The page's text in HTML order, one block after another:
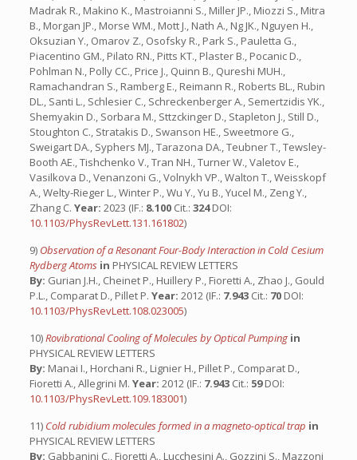
Madrak R., Makino K., Mastroianni S., Miller JP., Miozzi S., Mitra
B., Morgan JP., Morse WM., Mott J., Nath A., Ng JK., Nguyen H.,
Oksuzian Y., Omarov Z., Osofsky R., Park S., Pauletta G.,
Piacentino GM., Pilato RN., Pitts KT., Plaster B., Pocanic D.,
Pohlman N., Polly CC., Price J., Quinn B., Qureshi MUH.,
Ramachandran S., Ramberg E., Reimann R., Roberts BL., Rubin
DL., Santi L., Schlesier C., Schreckenberger A., Semertzidis YK.,
Shemyakin D., Sorbara M., Sttzckinger D., Stapleton J., Still D.,
Stoughton C., Stratakis D., Swanson HE., Sweetmore G.,
Sweigart DA., Syphers MJ., Tarazona DA., Teubner T., Tewsley-
Booth AE., Tishchenko V., Tran NH., Turner W., Valetov E.,
Vasilkova D., Venanzoni G., Volnykh VP., Walton T., Weisskopf
A., Welty-Rieger L., Winter P., Wu Y., Yu B., Yucel M., Zeng Y.,
Zhang C. Year: 2023 (IF.: 8.100 Cit.: 324DOI:
10.1103/PhysRevLett.131.161802)
9) Observation of a Resonant Four-Body Interaction in Cold Cesium
Rydberg Atoms in PHYSICAL REVIEW LETTERS
By: Gurian J.H., Cheinet P., Huillery P., Fioretti A., Zhao J., Gould
P.L., Comparat D., Pillet P. Year: 2012 (IF.: 7.943 Cit.: 70 DOI:
10.1103/PhysRevLett.108.023005)
10)Rovibrational Cooling of Molecules by Optical Pumping in
PHYSICAL REVIEW LETTERS
By: Manai I., Horchani R., Lignier H., Pillet P., Comparat D.,
Fioretti A., Allegrini M. Year: 2012 (IF.: 7.943 Cit.: 59DOI:
10.1103/PhysRevLett.109.183001)
11) Cold rubidium molecules formed in a magneto-optical trap in
PHYSICAL REVIEW LETTERS
By: Gabbanini C., Fioretti A., Lucchesini A., Gozzini S., Mazzoni